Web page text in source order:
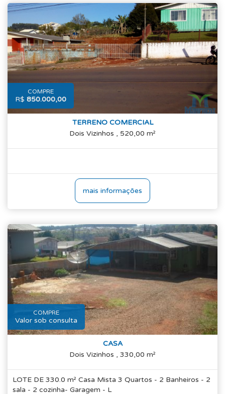
COMPRE
R$ 850.000,00
TERRENO COMERCIAL
Dois Vizinhos , 520,00 m²
mais informações
COMPRE
Valor sob consulta
CASA
Dois Vizinhos , 330,00 m²
LOTE DE 330.0 m² Casa Mista 3 Quartos - 2 Banheiros - 2
sala - 2 cozinha- Garagem - L